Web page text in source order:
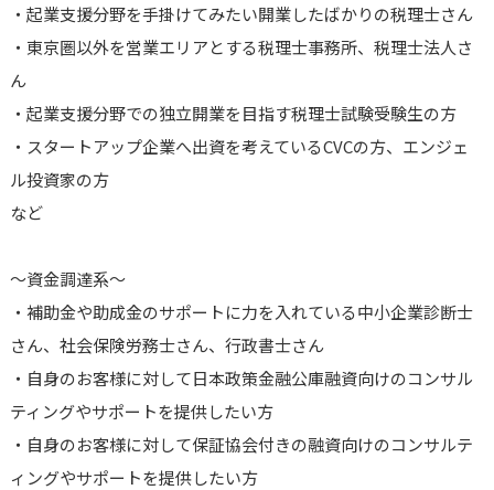
・起業支援分野を手掛けてみたい開業したばかりの税理士さん
・東京圏以外を営業エリアとする税理士事務所、税理士法人さ
ん
・起業支援分野での独立開業を目指す税理士試験受験生の方
・スタートアップ企業へ出資を考えているCVCの方、エンジェ
ル投資家の方
など
～資金調達系～
・補助金や助成金のサポートに力を入れている中小企業診断士
さん、社会保険労務士さん、行政書士さん
・自身のお客様に対して日本政策金融公庫融資向けのコンサル
ティングやサポートを提供したい方
・自身のお客様に対して保証協会付きの融資向けのコンサルテ
ィングやサポートを提供したい方